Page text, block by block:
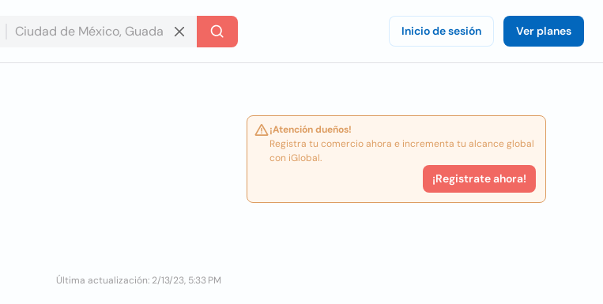
Inicio de sesión Ver planes
Última actualización: 2/13/23, 5:33 PM
¡Atención dueños!
Registra tu comercio ahora e incrementa tu alcance global
con iGlobal.
¡Registrate ahora!